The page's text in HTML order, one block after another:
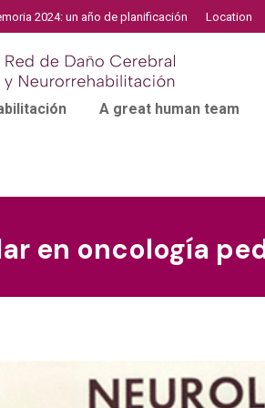
2024: un año de planificación Location
A great human team
en oncología